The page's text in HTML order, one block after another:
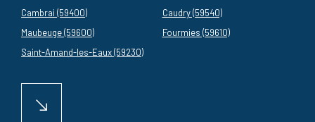
Cambrai (59400)
Maubeuge (59600)
Saint-Amand-les-Eaux (59230)
Caudry (59540)
Fourmies (59610)